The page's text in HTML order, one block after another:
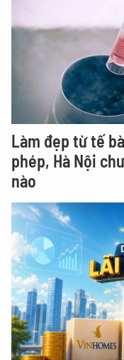
Làm đẹp từ tế
phép, Hà Nội
nào